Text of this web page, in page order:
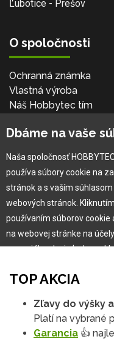
Ľubotice - Prešov
O spoločnosti
Ochranná známka
Vlastná výroba
Náš Hobbytec tím
Naša história
Pre zákazníka
Garancia najlepšej
Užívateľský manuál
Reklamácia
TOP AKCIA
Zľavy do výšky
Platí na vybrané
Garancia 👍
Dbáme na vaše
Naša spoločnosť
používa súbory cookie na
stránok a s vaším
webových stránok.
používaním súborov cookie
na webovej stránke na
na sociálnych sieťach a
Viac informácií
Na našich webových